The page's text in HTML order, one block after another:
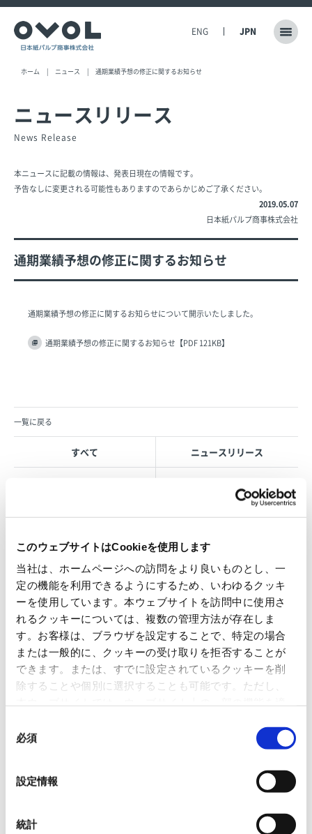
このウェブサイトはCookieを使用します
当社は、ホームページへの訪問をより良いものとし、一
定の機能を利用できるようにするため、いわゆるクッキ
ーを使用しています。本ウェブサイトを訪問中に使用さ
れるクッキーについては、複数の管理方法が存在しま
す。お客様は、ブラウザを設定することで、特定の場合
または一般的に、クッキーの受け取りを拒否することが
できます。または、すでに設定されているクッキーを削
除することや個別に選択することも可能です。ただし、
いるので、ご注意ください。これらのクッキーが受け入
れられない場合、本ウェブサイトの機能が制限される場
必須
設定情報
統計
ENG JPN
ホーム ニュース 通期業績予想の修正に関するお知らせ
ニュースリリース
News Release
本ニュースに記載の情報は、発表日現在の情報です。
予告なしに変更される可能性もありますのであらかじめご了承ください。
2019.05.07
日本紙パルプ商事株式会社
通期業績予想の修正に関するお知らせ
通期業績予想の修正に関するお知らせについて開示いたしました。
通期業績予想の修正に関するお知らせ【PDF 121KB】
一覧に戻る
すべて ニュースリリース
OVOL LOOP
グループ紹介映像【日本語版】
2026.07.17
事業紹介
動画
使用済み化粧品容器をネームプ
レートへリサイクル
化粧品・健康食品メーカーの株式会社ファンケル（以下、「ファ
「周南 蚤の市2026 ×周南本屋通
日本紙パルプ商事は、2026年5月30日および31日に山口県...